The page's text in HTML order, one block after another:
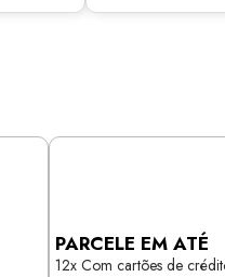
PARCELE EM ATÉ
12x Com cartões de